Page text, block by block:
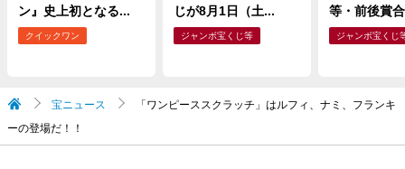
ン』史上初となる...
クイックワン
じが8月1日（土...
ジャンボ宝くじ等
等・前後賞
ジャンボ宝くじ
宝ニュース
「ワンピーススクラッチ」はルフィ、ナミ、フランキ
ーの登場だ！！